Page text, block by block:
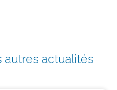
autres actualités